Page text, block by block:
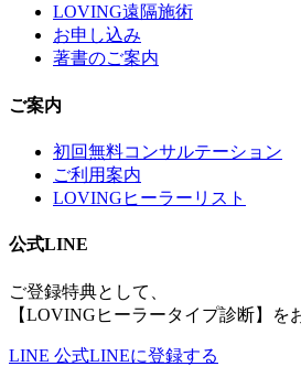
LOVING遠隔施術
お申し込み
著書のご案内
ご案内
初回無料コンサルテーション
ご利用案内
LOVINGヒーラーリスト
公式LINE
ご登録特典として、
【LOVINGヒーラータイプ診断】を
LINE 公式LINEに登録する